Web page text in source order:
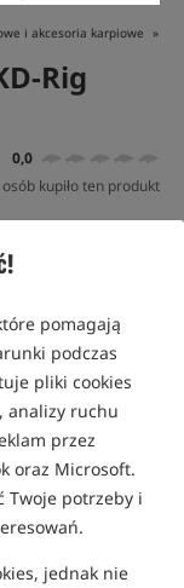
pomagają
podczas
pliki cookies
analizy ruchu
przez
oraz Microsoft.
Twoje potrzeby i
jednak nie
i akcesoria karpiowe
Rig
0,0
kupiło ten produkt